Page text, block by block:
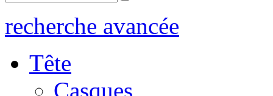
recherche avancée
Tête
Casques